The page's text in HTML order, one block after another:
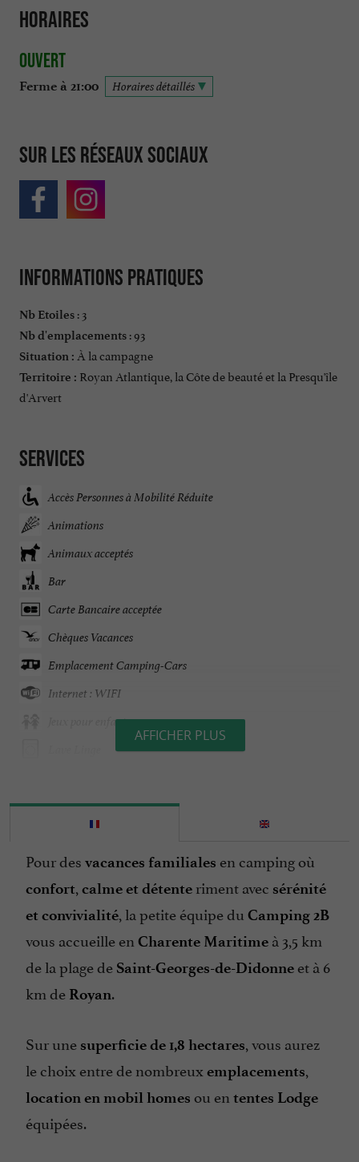
Horaires
Ouvert
Ferme à 21:00 Horaires détaillés
Sur les réseaux sociaux
Informations pratiques
Nb Etoiles : 3
Nb d'emplacements : 93
Situation : À la campagne
Territoire : Royan Atlantique, la Côte de beauté et la Presqu'île
d'Arvert
Services
Accès Personnes à Mobilité Réduite
Animations
Animaux acceptés
Bar
Carte Bancaire acceptée
Chèques Vacances
Emplacement Camping-Cars
Internet : WIFI
Jeux pour enfants
Location de Tentes / Caravanes
Mini Golf
Ouvert 7 jour sur 7
Parking
Parle anglais
Ping pong
Piscine
Piscine chauffée
Salle de Jeux
AFFICHER PLUS
Pour des vacances familiales en camping où
confort calme et détente riment avec sérénité
et convivialité , la petite équipe du Camping 2B
vous accueille en Charente Maritime à 3,5 km
de la plage de Saint-Georges-de-Didonne et à 6
km de Royan.
Sur une superficie de 1,8 hectares , vous aurez
le choix entre de nombreux emplacements
location en mobil homes ou en tentes Lodge
équipées.